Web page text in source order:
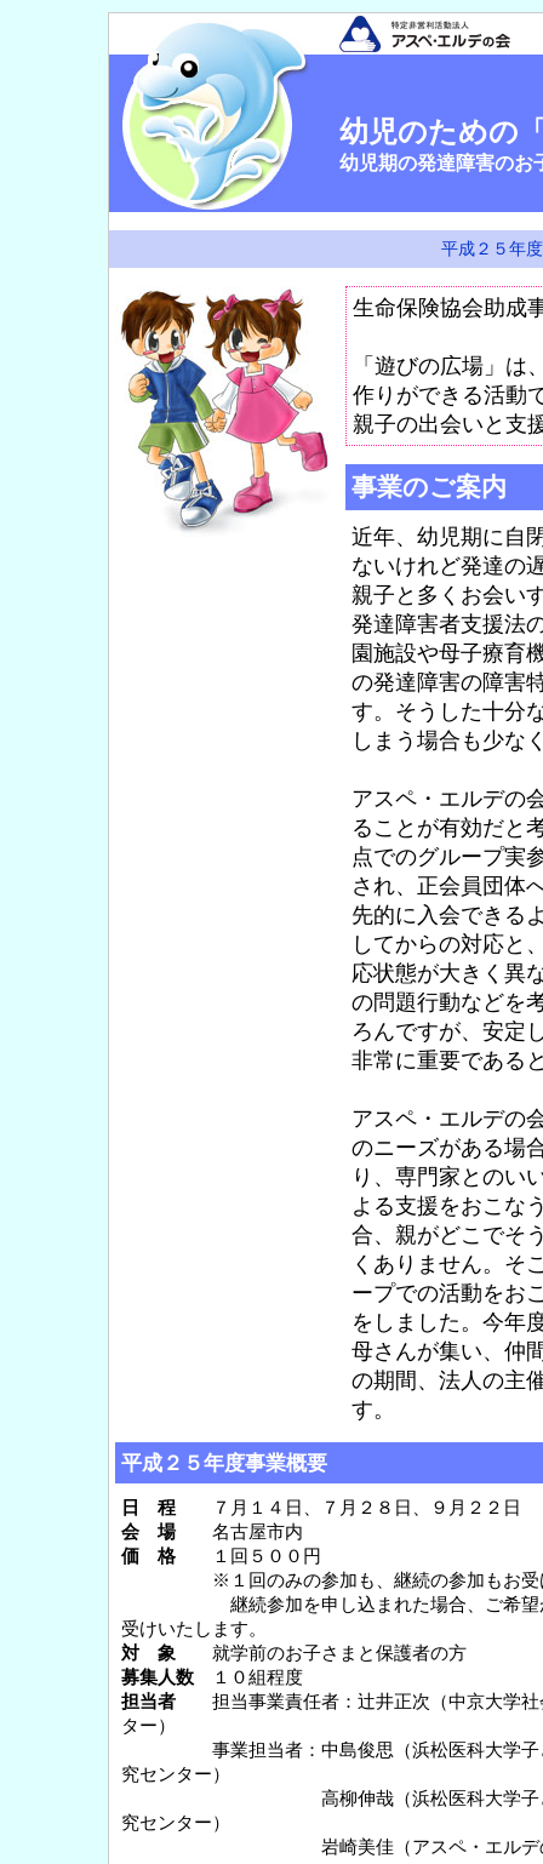
幼児のための
幼児期の発達障害のお
平成２５年
生命保険協会助成
「遊びの広場」
作りができる活動
親子の出会いと支
事業のご案内
近年、幼児期に自
ないけれど発達の
親子と多くお会い
発達障害者支援法
園施設や母子療育
の発達障害の障害
す。そうした十分
しまう場合も少な
アスペ・エルデの
ることが有効だと
点でのグループ実
され、正会員団体
先的に入会できる
してからの対応と
応状態が大きく異
の問題行動などを
ろんですが、安定
非常に重要である
アスペ・エルデの
のニーズがある場
り、専門家とのい
よる支援をおこな
合、親がどこでそ
くありません。そ
ープでの活動をお
をしました。今年
母さんが集い、仲
の期間、法人の主
す。
平成２５年度事業概要
日 程 ７月１４日、７月２８日、９月２２日
会 場 名古屋市内
価 格 １回５００円
※１回のみの参加も、継続の参加もお受
継続参加を申し込まれた場合、ご希望が
受けいたします。
対 象 就学前のお子さまと保護者の方
募集人数 １０組程度
担当者 担当事業責任者：辻井正次（中京大学
ター）
事業担当者：中島俊思（浜松医科大学子ど
究センター）
高柳伸哉（浜松医科大学子どもの
究センター）
岩崎美佳（アスペ・エルデの会